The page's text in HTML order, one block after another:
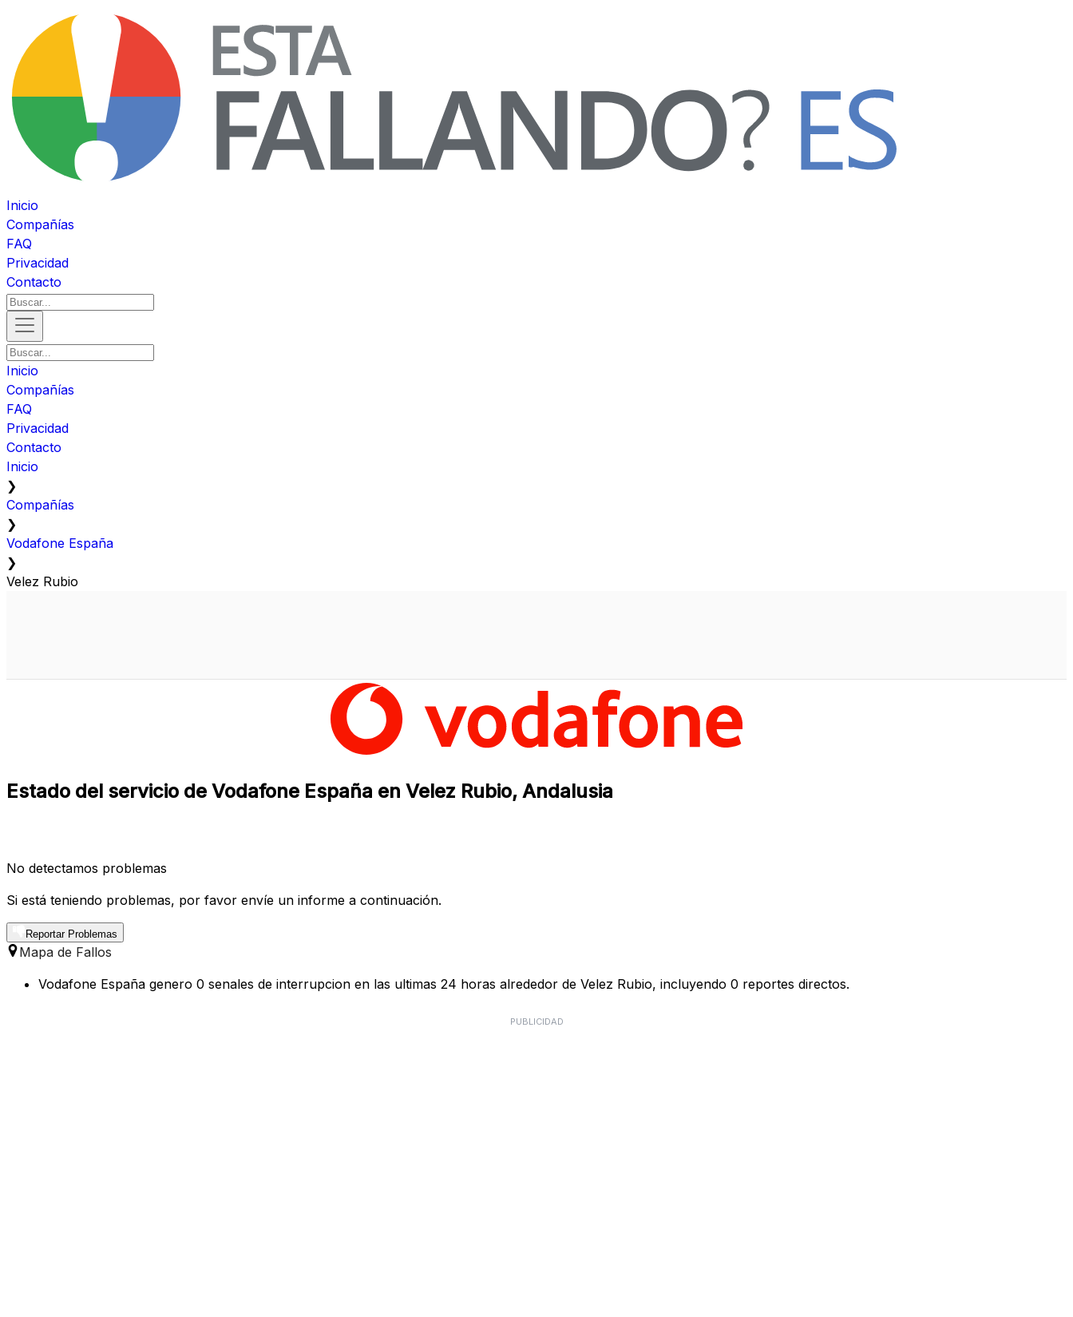
Inicio
Compañías
FAQ
Privacidad
Contacto
Inicio
Compañías
FAQ
Privacidad
Contacto
Inicio
❯
Compañías
❯
Vodafone España
❯
Velez Rubio
Estado del servicio de Vodafone España en Velez Rubio, Andalusia
No detectamos problemas
Si está teniendo problemas, por favor envíe un informe a continuación.
Reportar Problemas
Mapa de Fallos
Vodafone España genero 0 senales de interrupcion en las ultimas 24 horas alrededor de Velez Rubio, incluyendo 0 reportes directos.
PUBLICIDAD